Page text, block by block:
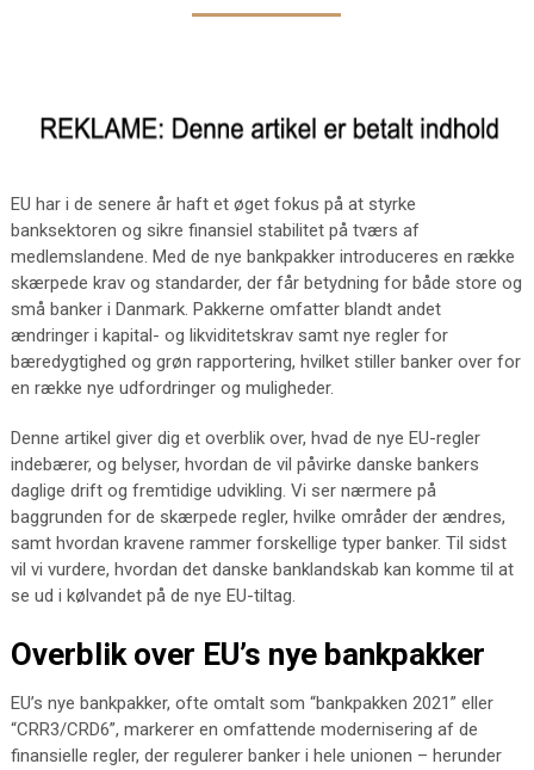
EU har i de senere år haft et øget fokus på at styrke
banksektoren og sikre finansiel stabilitet på tværs af
medlemslandene. Med de nye bankpakker introduceres en række
skærpede krav og standarder, der får betydning for både store og
små banker i Danmark. Pakkerne omfatter blandt andet
ændringer i kapital- og likviditetskrav samt nye regler for
bæredygtighed og grøn rapportering, hvilket stiller banker over for
en række nye udfordringer og muligheder.
Denne artikel giver dig et overblik over, hvad de nye EU-regler
indebærer, og belyser, hvordan de vil påvirke danske bankers
daglige drift og fremtidige udvikling. Vi ser nærmere på
baggrunden for de skærpede regler, hvilke områder der ændres,
samt hvordan kravene rammer forskellige typer banker. Til sidst
vil vi vurdere, hvordan det danske banklandskab kan komme til at
se ud i kølvandet på de nye EU-tiltag.
Overblik over EU’s nye bankpakker
EU’s nye bankpakker, ofte omtalt som “bankpakken 2021” eller
“CRR3/CRD6”, markerer en omfattende modernisering af de
finansielle regler, der regulerer banker i hele unionen – herunder